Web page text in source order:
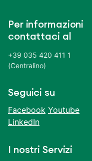
Per informazioni
contattaci al
+39 035 420 411 1
(Centralino)
Seguici su
Facebook Youtube
LinkedIn
I nostri Servizi